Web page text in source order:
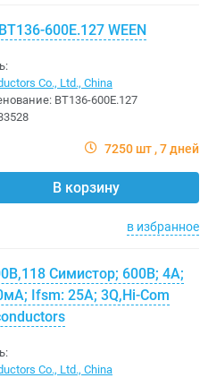
600E.127 WEEN
Co., Ltd., China
BT136-600E.127
7250 шт 7 дней
В корзину
в избранное
Симистор; 600В; 4А;
Ifsm: 25А; 3Q,Hi-Com
Co., Ltd., China